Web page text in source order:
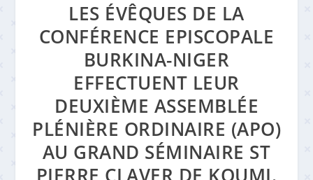
LES ÉVÊQUES DE LA
CONFÉRENCE EPISCOPALE
BURKINA-NIGER
EFFECTUENT LEUR
DEUXIÈME ASSEMBLÉE
PLÉNIÈRE ORDINAIRE (APO)
AU GRAND SÉMINAIRE ST